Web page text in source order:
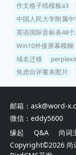
作文格子纸模板a3
中国人民大学附属
英语国际音标表48
Win10外接屏幕模糊
域名迁移
焦虑自评量表图片
邮箱：ask@word-
微信：eddy5600
缘起
Q&A 尚词
Copyright©2026 尚